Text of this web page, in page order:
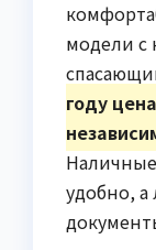
модели с
году
удобно, а